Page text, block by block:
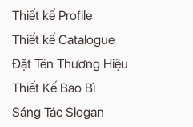
Thiết kế Profile
Thiết kế Catalogue
Đặt Tên Thương Hiệu
Thiết Kế Bao Bì
Sáng Tác Slogan